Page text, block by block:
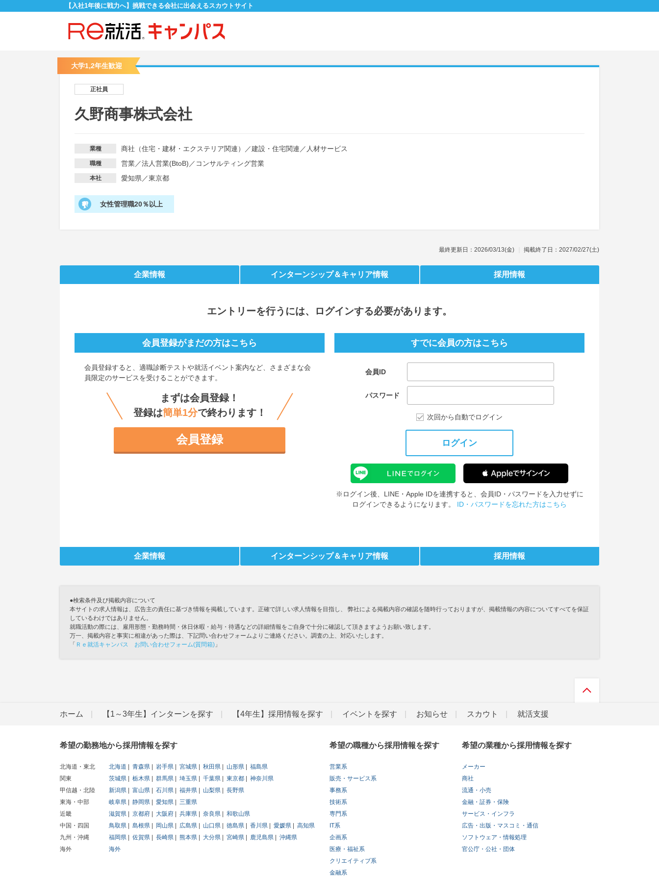
【入社1年後に戦力へ】挑戦できる会社に出会えるスカウトサイト
大学1,2年生歓迎
正社員
久野商事株式会社
業種 商社（住宅・建材・エクステリア関連） ／建設・住宅関連 ／ 人材サービス
職種 営業／法人営業(BtoB) ／ コンサルティング営業
本社 愛知県／東京都
女性管理職20％以上
最終更新日：2026/03/13(金) 掲載終了日：2027/02/27(土)
企業情報 インターンシップ＆キャリア情報 採用情報
エントリーを行うには、ログインする必要があります。
すでに会員の方はこちら
会員ID
パスワード
次回から自動でログイン
ログイン
※ログイン後、LINE・Apple IDを連携すると、会員ID・パスワードを入力せずに
ログインできるようになります。 ID・パスワードを忘れた方はこちら
会員登録がまだの方はこちら
会員登録すると、 適職診断テストや就活イベント案内など、さまざまな会
員限定のサービスを受けることができます。
まずは会員登録！
登録は簡単1分で終わります！
会員登録
企業情報 インターンシップ＆キャリア情報 採用情報
●検索条件及び掲載内容について
本サイトの求人情報は、広告主の責任に基づき情報を掲載しています。正確で詳しい求人情報を目指し、 弊社による掲載内容の確認を随時行っておりますが、掲載情報の内容についてすべてを保証
しているわけではありません。
就職活動の際には、雇用形態・勤務時間・休日休暇・給与・待遇などの詳細情報をご自身で十分に確認して頂きますようお願い致します。
万一、掲載内容と事実に相違があった際は、下記問い合わせフォームよりご連絡ください。調査の上、対応いたします。
「 Ｒｅ就活キャンパス お問い合わせフォーム(質問箱) 」
ホーム 【1～3年生】インターンを探す 【4年生】採用情報を探す イベントを探す お知らせ スカウト 就活支援
希望の勤務地から採用情報を探す
北海道・東北 北海道 青森県 岩手県 宮城県 秋田県 山形県
福島県
関東
茨城県 栃木県 群馬県 埼玉県 千葉県 東京都
神奈川県
甲信越・北陸
新潟県 富山県 石川県 福井県 山梨県
長野県
東海・中部
岐阜県 静岡県 愛知県
三重県
近畿
滋賀県 京都府 大阪府 兵庫県 奈良県
和歌山県
中国・四国
鳥取県 島根県 岡山県 広島県 山口県 徳島県 香川県 愛媛県
高知県
九州・沖縄
福岡県 佐賀県 長崎県 熊本県 大分県 宮崎県 鹿児島県
沖縄県
海外
海外
希望の職種から採用情報を探す
営業系
販売・サービス系
事務系
技術系
専門系
IT系
企画系
医療・福祉系
クリエイティブ系
金融系
希望の業種から採用情報を探す
メーカー
商社
流通・小売
金融・証券・保険
サービス・インフラ
広告・出版・マスコミ・通信
ソフトウェア・情報処理
官公庁・公社・団体